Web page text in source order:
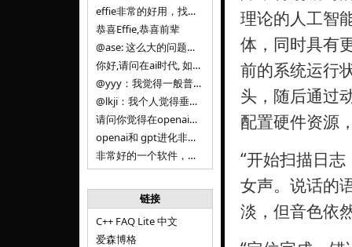
effie非常的好用，找了很多年，终于找到这款，已经推荐给身边不少朋友使用和付费。有个小建议，文档里面是否可以增加gif的动图显示
恭喜Effie,恭喜前辈
@ase: 这么大的问题，我觉得我并没有答案。又或者说，每个人（公司）有自己的答案。
你好,请问在ai时代, 如何做软件. 是像以前那样,先构建软件的功能界面和服务,比如Office,嘀嘀打车,airbnb那样的界面
@yyy：我觉得一般普通人（非技术类以及非AI专业领域的人）会接触到的大语言模型肯定是大厂的超级模型。开源模型以后会更多被用在垂直
@lkji：我个人觉得垂直模型会自成一条发展线路的。AI 落地实际应用，一定还是垂直领域会更多。只是，垂直领域每个领域都不大，所以
请问你觉得在openai大语言模型一日千里的情况下，人们还需要去了解学习理解使用开源模型吗，还是说只需要使用openai的大语言模
openai和 gpt进化非常快， 还有垂直模型的机会吗
非常好的一个软件，恭喜。
链接
C++ FAQ Lite 中文
爱森博格
理论的人工智
体，同时具有
前的系统运行
头，随后通过
配置硬件资源
“开始扫描日
女声。说话的
淡，但音色依